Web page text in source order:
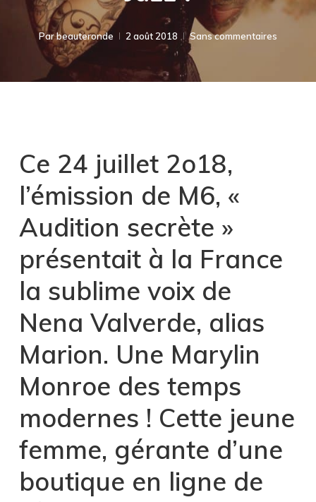
Parbeauteronde 2 août 2018 Sans commentaires
Ce 24 juillet 2o18,
l’émission de M6, «
Audition secrète »
présentait à la France
la sublime voix de
Nena Valverde, alias
Marion. Une Marylin
Monroe des temps
modernes ! Cette jeune
femme, gérante d’une
boutique en ligne de